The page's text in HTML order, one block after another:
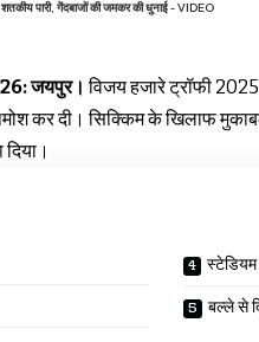
पारी, गेंदबाजों की जमकर की धुनाई - VIDEO
जयपुर। विजय हजारे ट्रॉफी
कर दी। सिक्किम के खिलाफ
स्टेडियम
बल्ले से